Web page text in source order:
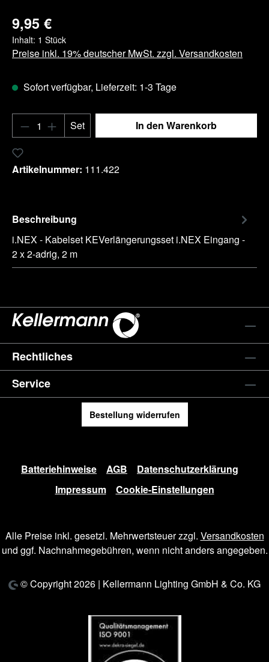
9,95 €
Inhalt: 1 Stück
Preise inkl. 19% deutscher MwSt. zzgl. Versandkosten
Sofort verfügbar, Lieferzeit: 1-3 Tage
Produkt Anzahl: Gib den gewünschten
Set In den Warenkorb
Artikelnummer: 111.422
Beschreibung
i.NEX - Kabelset KEVerlängerungsset i.NEX Eingang -
2 x 2-adrig, 2 m
Rechtliches
Service
Bestellung widerrufen
Batteriehinweise AGB
Datenschutzerklärung
Impressum
Cookie-Einstellungen
Alle Preise inkl. gesetzl. Mehrwertsteuer zzgl. Versandkosten
und ggf. Nachnahmegebühren, wenn nicht anders angegeben.
© Copyright 2026 | Kellermann Lighting GmbH & Co. KG